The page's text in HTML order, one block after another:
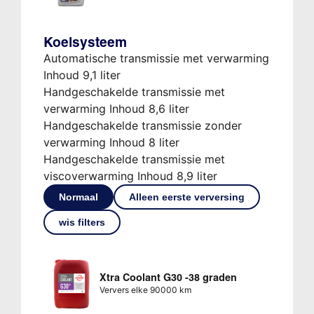
Koelsysteem
Automatische transmissie met verwarming
Inhoud 9,1 liter
Handgeschakelde transmissie met
verwarming Inhoud 8,6 liter
Handgeschakelde transmissie zonder
verwarming Inhoud 8 liter
Handgeschakelde transmissie met
viscoverwarming Inhoud 8,9 liter
Normaal Alleen eerste verversing
wis filters
Xtra Coolant G30 -38 graden
Ververs elke 90000 km